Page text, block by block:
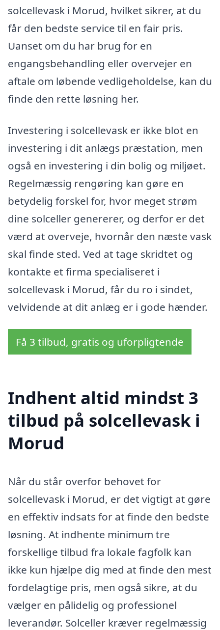
solcellevask i Morud, hvilket sikrer, at du
får den bedste service til en fair pris.
Uanset om du har brug for en
engangsbehandling eller overvejer en
aftale om løbende vedligeholdelse, kan du
finde den rette løsning her.
Investering i solcellevask er ikke blot en
investering i dit anlægs præstation, men
også en investering i din bolig og miljøet.
Regelmæssig rengøring kan gøre en
betydelig forskel for, hvor meget strøm
dine solceller genererer, og derfor er det
værd at overveje, hvornår den næste vask
skal finde sted. Ved at tage skridtet og
kontakte et firma specialiseret i
solcellevask i Morud, får du ro i sindet,
velvidende at dit anlæg er i gode hænder.
Få 3 tilbud, gratis og uforpligtende
Indhent altid mindst 3
tilbud på solcellevask i
Morud
Når du står overfor behovet for
solcellevask i Morud, er det vigtigt at gøre
en effektiv indsats for at finde den bedste
løsning. At indhente minimum tre
forskellige tilbud fra lokale fagfolk kan
ikke kun hjælpe dig med at finde den mest
fordelagtige pris, men også sikre, at du
vælger en pålidelig og professionel
leverandør. Solceller kræver regelmæssig